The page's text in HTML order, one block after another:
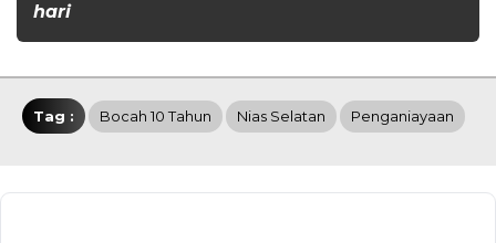
hari
Tag : Bocah 10 Tahun Nias Selatan Penganiayaan